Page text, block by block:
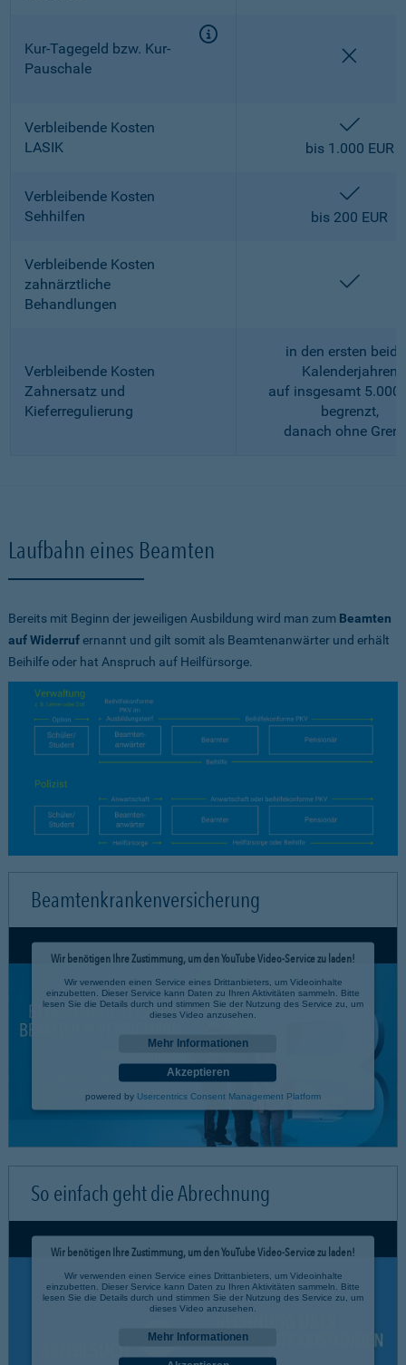
Kur-Tagegeld bzw. Kur-
Pauschale
Verbleibende Kosten
LASIK
bis 1.000 EUR
Verbleibende Kosten
Sehhilfen
bis 200 EUR
Verbleibende Kosten
zahnärztliche
Behandlungen
Verbleibende Kosten
Zahnersatz und
Kieferregulierung
in den ersten
Kalenderjahren
auf insgesamt 5.000
begrenzt,
danach ohne
Laufbahn eines Beamten
Bereits mit Beginn der jeweiligen Ausbildung wird man zum Beamten
auf Widerrufernannt und gilt somit als Beamtenanwärter und erhält
Beihilfe oder hat Anspruch auf Heilfürsorge.
Beamtenkrankenversicherung
Wir benötigen Ihre Zustimmung, um den YouTube Video-Service zu laden!
Wir verwenden einen Service eines Drittanbieters, um Videoinhalte
einzubetten. Dieser Service kann Daten zu Ihren Aktivitäten sammeln. Bitte
lesen Sie die Details durch und stimmen Sie der Nutzung des Service zu, um
dieses Video anzusehen.
Mehr Informationen
Akzeptieren
powered by Usercentrics Consent Management Platform
So einfach geht die Abrechnung
Wir benötigen Ihre Zustimmung, um den YouTube Video-Service zu laden!
Wir verwenden einen Service eines Drittanbieters, um Videoinhalte
einzubetten. Dieser Service kann Daten zu Ihren Aktivitäten sammeln. Bitte
lesen Sie die Details durch und stimmen Sie der Nutzung des Service zu, um
dieses Video anzusehen.
Mehr Informationen